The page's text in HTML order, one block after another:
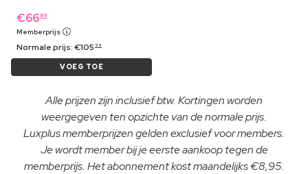
€66 89
Memberprijs
Normale prijs:€105 99
VOEG TOE
Alle prijzen zijn inclusief btw. Kortingen worden
weergegeven ten opzichte van de normale prijs.
Luxplus memberprijzen gelden exclusief voor members.
Je wordt member bij je eerste aankoop tegen de
memberprijs. Het abonnement kost maandelijks €8,95.